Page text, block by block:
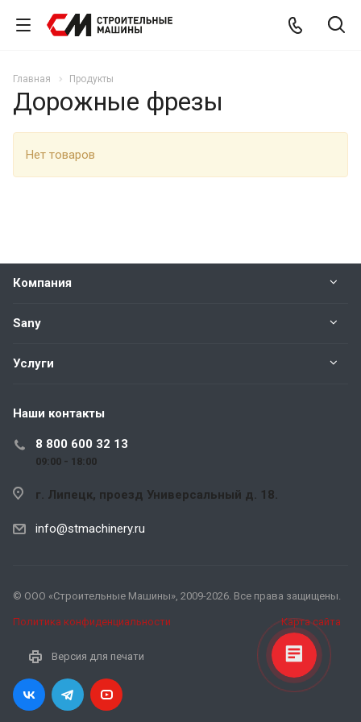
Главная Продукты
Дорожные фрезы
Нет товаров
Компания
Sany
Услуги
Наши контакты
8 800 600 32 13
09:00 - 18:00
г. Липецк, проезд Универсальный д. 18.
info@stmachinery.ru
© ООО «Строительные Машины», 2009-2026. Все права защищены.
Политика конфиденциальности Карта сайта
Версия для печати